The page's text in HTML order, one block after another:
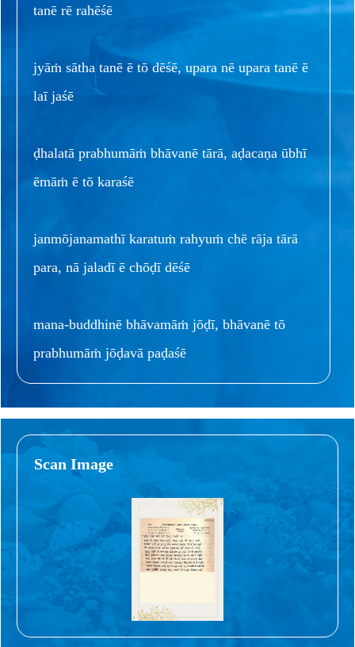
tanē rē rahēśē
jyāṁ sātha tanē ē tō dēśē, upara nē upara tanē ē
laī jaśē
ḍhalatā prabhumāṁ bhāvanē tārā, aḍacaṇa ūbhī
ēmāṁ ē tō karaśē
janmōjanamathī karatuṁ rahyuṁ chē rāja tārā
para, nā jaladī ē chōḍī dēśē
mana-buddhinē bhāvamāṁ jōḍī, bhāvanē tō
prabhumāṁ jōḍavā paḍaśē
Scan Image